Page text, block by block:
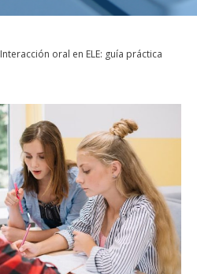
Interacción oral en ELE: guía práctica